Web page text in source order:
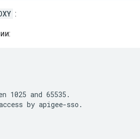
:
and 65535.
by apigee-sso.